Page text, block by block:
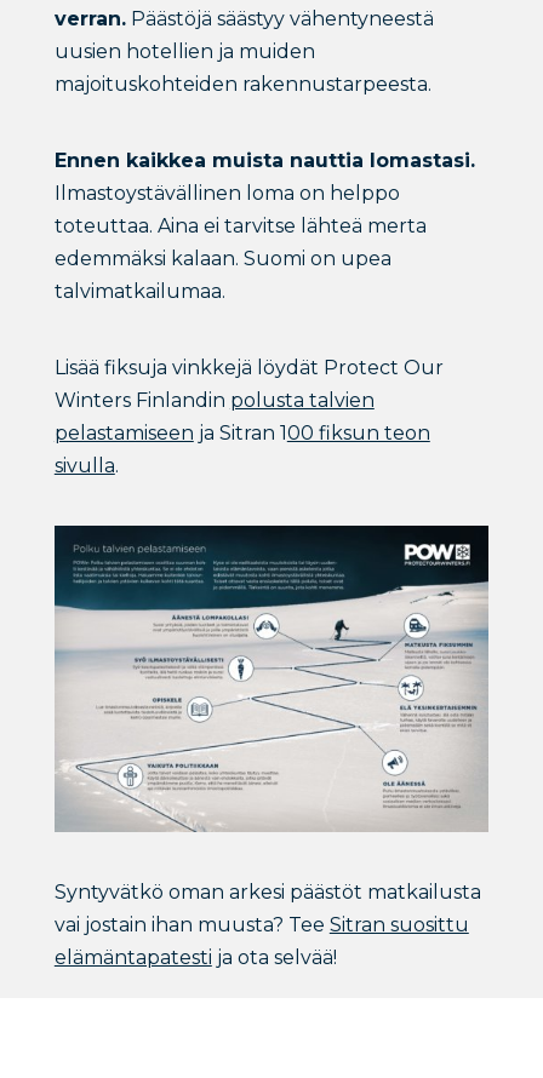
verran.Päästöjä säästyy vähentyneestä
uusien hotellien ja muiden
majoituskohteiden rakennustarpeesta.
Ennen kaikkea muista nauttia lomastasi.
Ilmastoystävällinen loma on helppo
toteuttaa. Aina ei tarvitse lähteä merta
edemmäksi kalaan. Suomi on upea
talvimatkailumaa.
Lisää fiksuja vinkkejä löydät Protect Our
Winters Finlandin polusta talvien
pelastamiseen ja Sitran 100 fiksun teon
sivulla.
Syntyvätkö oman arkesi päästöt matkailusta
vai jostain ihan muusta? Tee Sitran suosittu
elämäntapatesti ja ota selvää!